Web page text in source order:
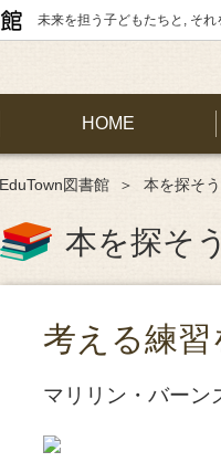
未来を担う子どもたちと, そ
HOME
EduTown図書館 本を探そう
本を探そう
考える練習
マリリン・バーン